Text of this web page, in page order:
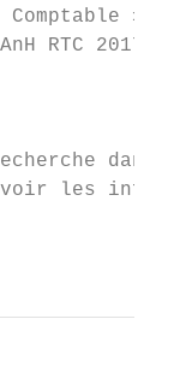
»
RTC 2017
dans
les